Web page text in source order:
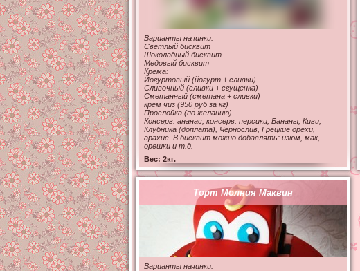
Не для продажи. Принять и
Варианты начинки:
Светлый бисквит
Шоколадный бисквит
Медовый бисквит
Крема:
Йогуртовый (йогурт + сливки)
Сливочный (сливки + сгущенка)
Сметанный (сметана + сливки)
крем чиз (950 руб за кг)
Прослойка (по желанию)
Консерв. ананас, консерв. персики, Бананы, Киви,
Клубника (доплата), Чернослив, Грецкие орехи,
арахис. В бисквит можно добавлять: изюм, мак,
орешки и т.д.
Вес: 2кг.
Торт Молния Маквин
Варианты начинки: